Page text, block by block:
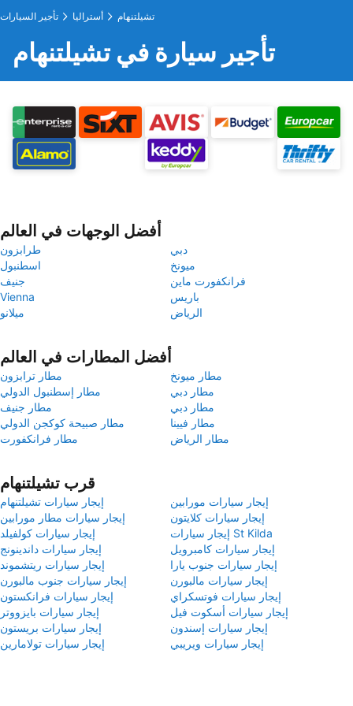
تأجير السيارات أستراليا تشيلتنهام
تأجير سيارة في تشيلتنهام
أفضل الوجهات في العالم
طرابزون
دبي
اسطنبول
ميونخ
جنيف
فرانكفورت ماين
Vienna
باريس
ميلانو
الرياض
أفضل المطارات في العالم
مطار ترابزون
مطار ميونخ
مطار إسطنبول الدولي
مطار دبي
مطار جنيف
مطار دبي
مطار صبيحة كوكجن الدولي
مطار فيينا
مطار فرانكفورت
مطار الرياض
قرب تشيلتنهام
إيجار سيارات تشيلتنهام
إيجار سيارات مورابين
إيجار سيارات مطار مورابين
إيجار سيارات كلايتون
إيجار سيارات كولفيلد
إيجار سيارات St Kilda
إيجار سيارات داندينونج
إيجار سيارات كامبرويل
إيجار سيارات ريتشموند
إيجار سيارات جنوب يارا
إيجار سيارات جنوب مالبورن
إيجار سيارات مالبورن
إيجار سيارات فرانكستون
إيجار سيارات فوتسكراي
إيجار سيارات بايزووتر
إيجار سيارات أسكوت فيل
إيجار سيارات بريستون
إيجار سيارات إسندون
إيجار سيارات تولامارين
إيجار سيارات ويريبي